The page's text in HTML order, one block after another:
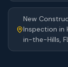
New
Inspection in
in-the-Hills,